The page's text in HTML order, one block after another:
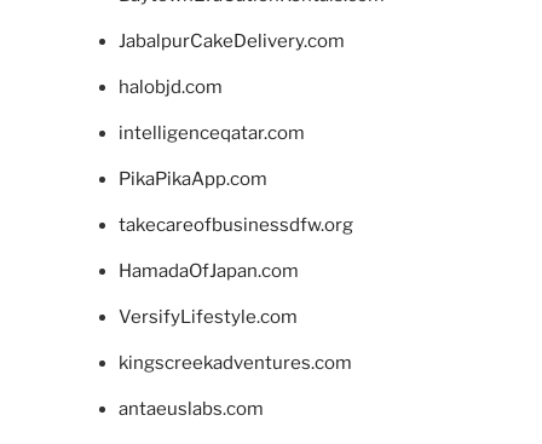
JabalpurCakeDelivery.com
halobjd.com
intelligenceqatar.com
PikaPikaApp.com
takecareofbusinessdfw.org
HamadaOfJapan.com
VersifyLifestyle.com
kingscreekadventures.com
antaeuslabs.com